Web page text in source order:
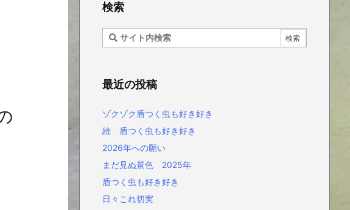
検索
最近の投稿
ゾクゾク盾つく虫も好き好き
続 盾つく虫も好き好き
2026年への願い
まだ見ぬ景色 2025年
盾つく虫も好き好き
日々これ切実